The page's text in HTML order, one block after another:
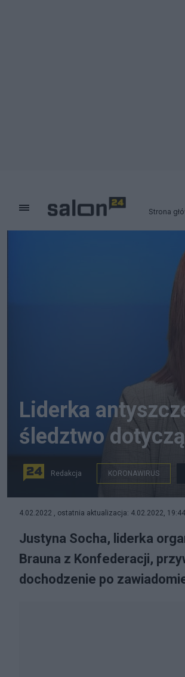
Strona
Liderka
śledztwo
Redakcja KORONAWIRUS
4.02.2022 , ostatnia aktualizacja: 4.02.2022, 19:44
Justyna Socha, liderka
Brauna z Konfederacji,
dochodzenie po